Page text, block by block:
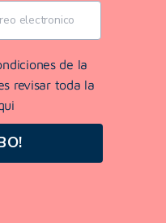
de la
revisar toda la